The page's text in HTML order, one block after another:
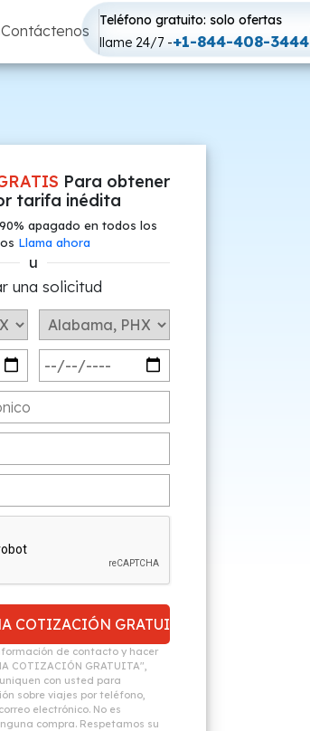
Contáctenos
Teléfono gratuito: solo ofertas
llame 24/7 -+1-844-408-3444
Para obtener
tarifa inédita
apagado en todos los
Llama ahora
u
una solicitud
de contacto y hacer
COTIZACIÓN GRATUITA",
con usted para
sobre viajes por teléfono,
electrónico. No es
compra. Respetamos su